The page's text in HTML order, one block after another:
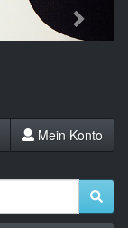
Mein Konto